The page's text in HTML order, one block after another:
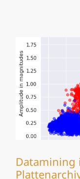
Datamining